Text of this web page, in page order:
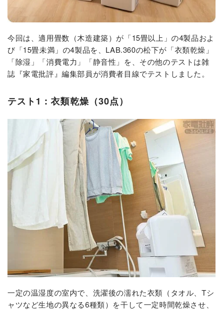
今回は、適用畳数（木造建築）が「15畳以上」の4製品およ
び「15畳未満」の4製品を、LAB.360の松下が「衣類乾燥」
「除湿」「消費電力」「静音性」を、その他のテストは雑
誌『家電批評』編集部員が消費者目線でテストしました。
テスト1：衣類乾燥（30点）
一定の温湿度の室内で、洗濯後の濡れた衣類（タオル、Tシ
ャツなど生地の異なる6種類）を干して一定時間乾燥させ、